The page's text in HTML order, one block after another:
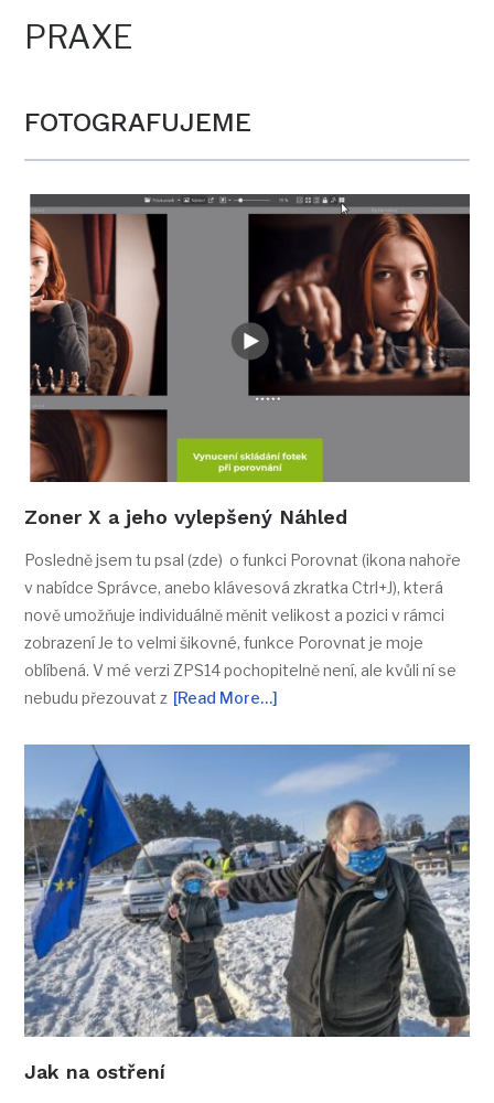
PRAXE
FOTOGRAFUJEME
Zoner X a jeho vylepšený Náhled
Posledně jsem tu psal (zde) o funkci Porovnat (ikona nahoře
v nabídce Správce, anebo klávesová zkratka Ctrl+J), která
nově umožňuje individuálně měnit velikost a pozici v rámci
zobrazení Je to velmi šikovné, funkce Porovnat je moje
oblíbená. V mé verzi ZPS14 pochopitelně není, ale kvůli ní se
nebudu přezouvat z [Read More…]
Jak na ostření